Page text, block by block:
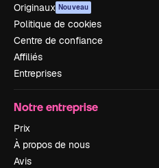
Originaux Nouveau
Politique de cookies
Centre de confiance
Affiliés
Entreprises
Notre entreprise
Prix
À propos de nous
Avis